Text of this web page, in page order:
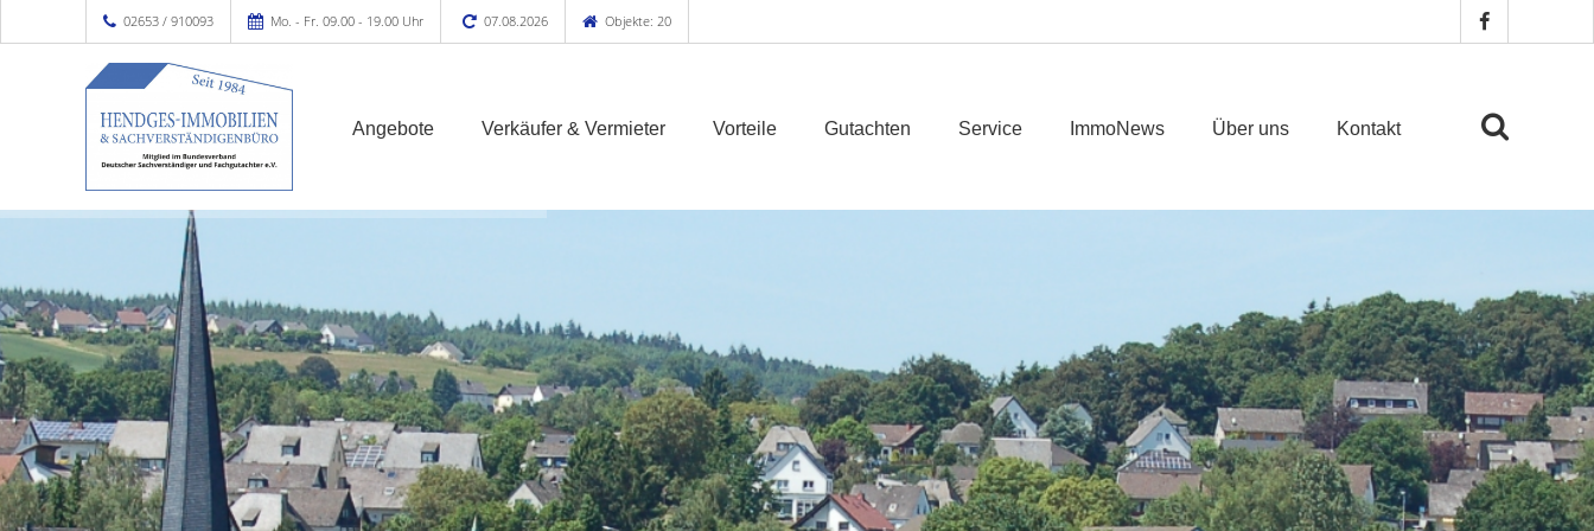
02653 / 910093 Mo. - Fr. 09.00 - 19.00 Uhr 07.08.2026 Objekte: 20
Angebote Verkäufer & Vermieter Vorteile Gutachten Service ImmoNews Über uns Kontakt